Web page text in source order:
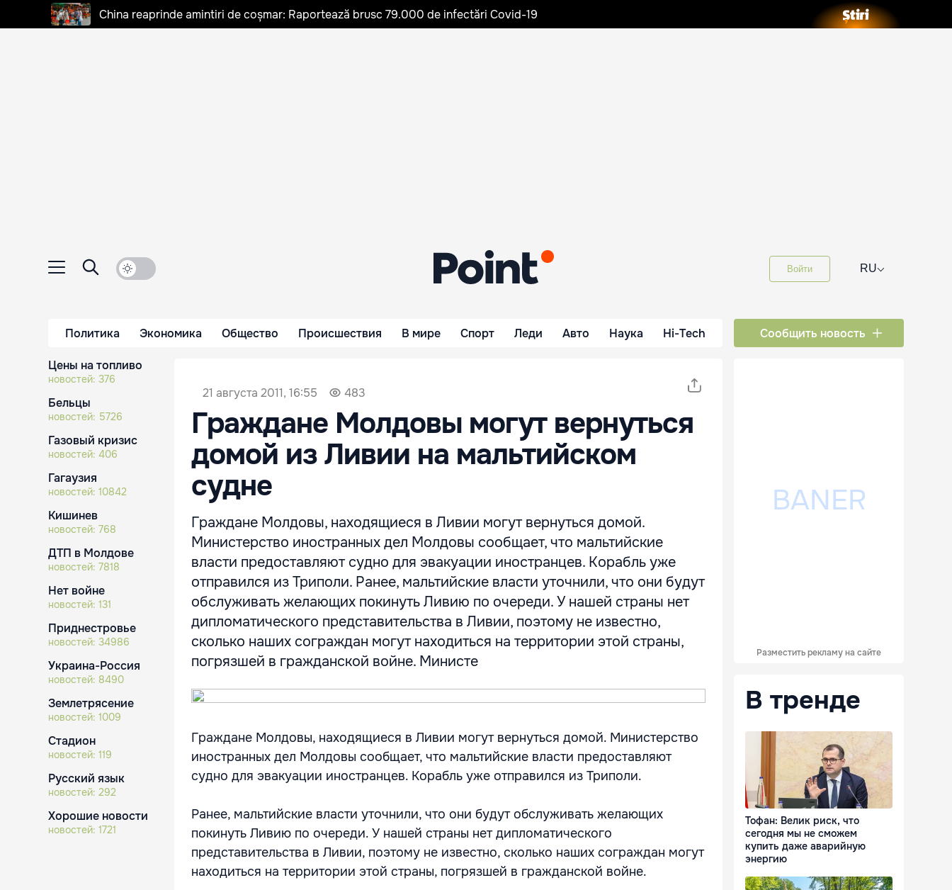
China reaprinde amintiri de coșmar: Raportează brusc 79.000 de infectări Covid-19
Войти RU⌵
Политика Экономика Общество Происшествия В мире Спорт Леди Авто Наука Hi-Tech Сообщить новость
Цены на топливо
новостей: 376
Бельцы
новостей: 5726
Газовый кризис
новостей: 406
Гагаузия
новостей: 10842
Кишинев
новостей: 768
ДТП в Молдове
новостей: 7818
Нет войне
новостей: 131
Приднестровье
новостей: 34986
Украина-Россия
новостей: 8490
Землетрясение
новостей: 1009
Стадион
новостей: 119
Русский язык
новостей: 292
Хорошие новости
новостей: 1721
21 августа 2011, 16:55 483
Граждане Молдовы могут вернуться
домой из Ливии на мальтийском
судне
Граждане Молдовы, находящиеся в Ливии могут вернуться домой.
Министерство иностранных дел Молдовы сообщает, что мальтийские
власти предоставляют судно для эвакуации иностранцев. Корабль уже
отправился из Триполи. Ранее, мальтийские власти уточнили, что они будут
обслуживать желающих покинуть Ливию по очереди. У нашей страны нет
дипломатического представительства в Ливии, поэтому не известно,
сколько наших сограждан могут находиться на территории этой страны,
погрязшей в гражданской войне. Министе
Граждане Молдовы, находящиеся в Ливии могут вернуться домой. Министерство
иностранных дел Молдовы сообщает, что мальтийские власти предоставляют
судно для эвакуации иностранцев. Корабль уже отправился из Триполи.
Ранее, мальтийские власти уточнили, что они будут обслуживать желающих
покинуть Ливию по очереди. У нашей страны нет дипломатического
представительства в Ливии, поэтому не известно, сколько наших сограждан могут
находиться на территории этой страны, погрязшей в гражданской войне.
Разместить рекламу на сайте
В тренде
Тофан: Велик риск, что
сегодня мы не сможем
купить даже аварийную
энергию